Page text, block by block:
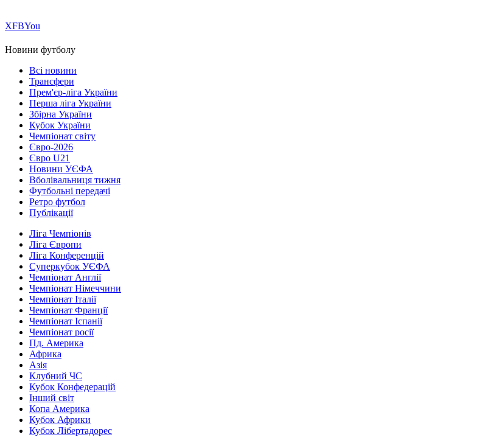
ХFBYou
Новини футболу
Всі новини
Трансфери
Прем'єр-ліга України
Перша ліга України
Збірна України
Кубок України
Чемпіонат світу
Євро-2026
Євро U21
Новини УЄФА
Вболівальниця тижня
Футбольні передачі
Ретро футбол
Публікації
Ліга Чемпіонів
Ліга Європи
Ліга Конференцій
Суперкубок УЄФА
Чемпіонат Англії
Чемпіонат Німеччини
Чемпіонат Італії
Чемпіонат Франції
Чемпіонат Іспанії
Чемпіонат росії
Пд. Америка
Африка
Азія
Клубний ЧС
Кубок Конфедерацій
Інший світ
Копа Америка
Кубок Африки
Кубок Лібертадорес